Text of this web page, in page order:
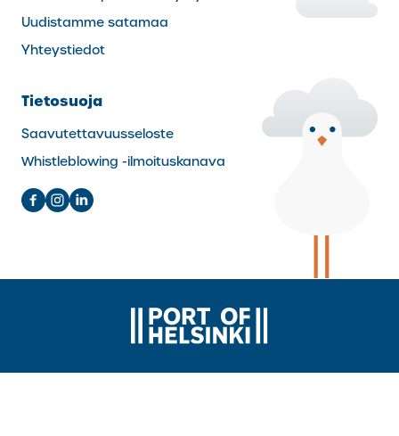
Uudistamme satamaa
Yhteystiedot
Tietosuoja
Saavutettavuusseloste
Whistleblowing -ilmoituskanava